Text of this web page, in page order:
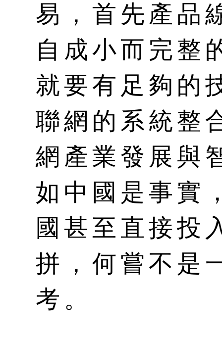
易，首先產品
自成小而完整
就要有足夠的
聯網的系統整
網產業發展與
如中國是事實
國甚至直接投
拼，何嘗不是
考。